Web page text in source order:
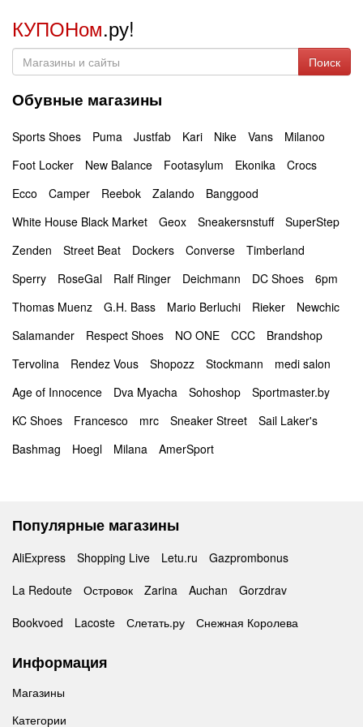
КУПОНом.ру!
Поиск
Обувные магазины
Sports Shoes Puma Justfab Kari Nike Vans
Milanoo
Foot Locker
New Balance Footasylum Ekonika
Crocs
Ecco
Camper Reebok Zalando
Banggood
White House Black Market
Geox Sneakersnstuff
SuperStep
Zenden
Street Beat Dockers Converse
Timberland
Sperry
RoseGal Ralf Ringer Deichmann DC Shoes
6pm
Thomas Muenz
G.H. Bass Mario Berluchi Rieker
Newchic
Salamander
Respect Shoes NO ONE CCC
Brandshop
Tervolina
Rendez Vous Shopozz Stockmann
medi salon
Age of Innocence
Dva Myacha Sohoshop
Sportmaster.by
KC Shoes
Francesco mrc Sneaker Street
Sail Laker's
Bashmag
Hoegl Milana AmerSport
Популярные магазины
AliExpress Shopping Live Letu.ru
Gazprombonus
La Redoute
Островок Zarina Auchan
Gorzdrav
Bookvoed
Lacoste Слетать.ру Снежная Королева
Информация
Магазины
Категории